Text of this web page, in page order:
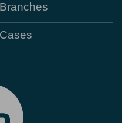
Branches
Cases